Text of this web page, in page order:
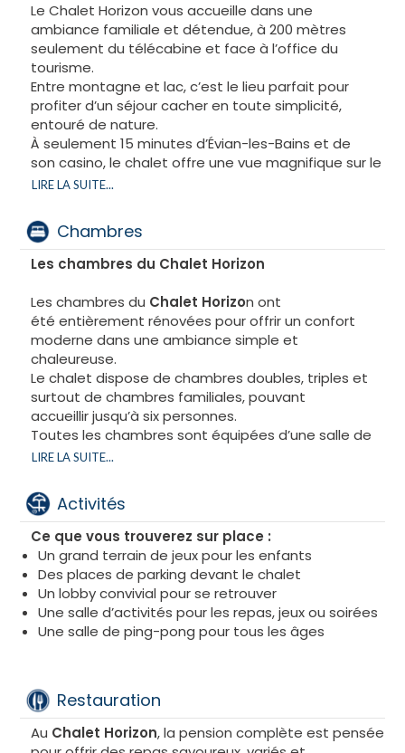
Le Chalet Horizon vous accueille dans une
ambiance familiale et détendue, à 200 mètres
seulement du télécabine et face à l’office du
tourisme.
Entre montagne et lac, c’est le lieu parfait pour
profiter d’un séjour cacher en toute simplicité,
entouré de nature.
À seulement 15 minutes d’Évian-les-Bains et de
son casino, le chalet offre une vue magnifique sur le
lac Léman et un accès facile aux pistes de ski
Le Chalet Horizon, c’est un cadre simple, chaleureux
et pratique, pensé pour que chacun - petits et
respect et la convivialité.
LIRE LA SUITE...
Chambres
Les chambres du Chalet Horizon
Les chambres du Chalet Horizon ont
été entièrement rénovées pour offrir un confort
moderne dans une ambiance simple et
chaleureuse.
Le chalet dispose de chambres doubles, triples et
surtout de chambres familiales, pouvant
accueillir jusqu’à six personnes.
Toutes les chambres sont équipées d’une salle de
bain complète et bénéficient d’un ménage
Certaines chambres offrent une petite terrasse ou
un balcon avec une vue magnifique sur le
Léman, pour profiter pleinement du cadre naturel
et paisible du chalet.
LIRE LA SUITE...
Activités
Ce que vous trouverez sur place :
​Un grand terrain de jeux pour les enfants
​Des places de parking devant le chalet
​Un lobby convivial pour se retrouver
​Une salle d’activités pour les repas, jeux ou soirées
​Une salle de ping-pong pour tous les âges
Restauration
Au Chalet Horizon, la pension complète est pensée